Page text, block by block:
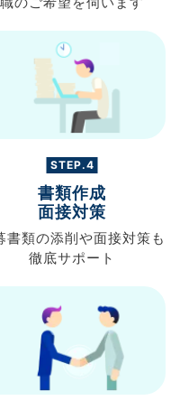
STEP.4
書類作成
面接対策
書類の添削や面接対策も
徹底サポート